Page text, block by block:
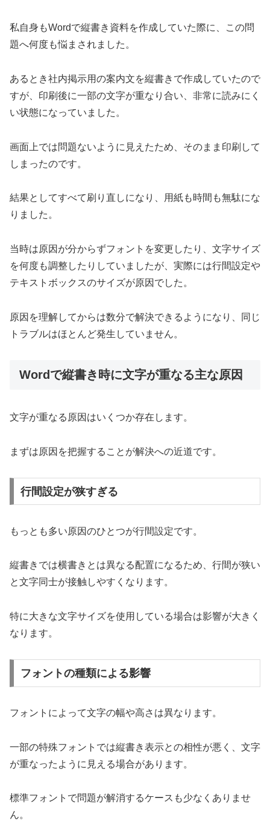
私自身もWordで縦書き資料を作成していた際に、この問
題へ何度も悩まされました。
あるとき社内掲示用の案内文を縦書きで作成していたので
すが、印刷後に一部の文字が重なり合い、非常に読みにく
い状態になっていました。
画面上では問題ないように見えたため、そのまま印刷して
しまったのです。
結果としてすべて刷り直しになり、用紙も時間も無駄にな
りました。
当時は原因が分からずフォントを変更したり、文字サイズ
を何度も調整したりしていましたが、実際には行間設定や
テキストボックスのサイズが原因でした。
原因を理解してからは数分で解決できるようになり、同じ
トラブルはほとんど発生していません。
Wordで縦書き時に文字が重なる主な原因
文字が重なる原因はいくつか存在します。
まずは原因を把握することが解決への近道です。
行間設定が狭すぎる
もっとも多い原因のひとつが行間設定です。
縦書きでは横書きとは異なる配置になるため、行間が狭い
と文字同士が接触しやすくなります。
特に大きな文字サイズを使用している場合は影響が大きく
なります。
フォントの種類による影響
フォントによって文字の幅や高さは異なります。
一部の特殊フォントでは縦書き表示との相性が悪く、文字
が重なったように見える場合があります。
標準フォントで問題が解消するケースも少なくありませ
ん。